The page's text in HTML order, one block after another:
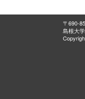
〒690-
島根大